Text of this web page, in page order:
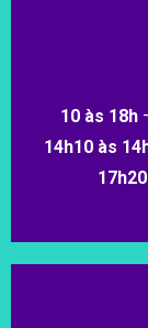
10 às 18h
14h10 às